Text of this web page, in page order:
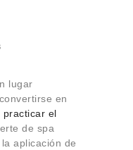
lugar
en
practicar el
de spa
aplicación de